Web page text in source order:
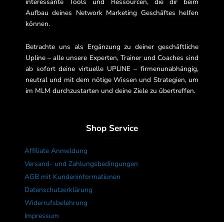
Aufbau deines Network Marketing Geschäftes helfen
können.
Betrachte uns als Ergänzung zu deiner geschäftliche
Upline – alle unsere Experten, Trainer und Coaches sind
ab sofort deine virtuelle UPLINE – firmenunabhängig,
neutral und mit dem nötige Wissen und Strategien, um
im MLM durchzustarten und deine Ziele zu übertreffen.
Shop Service
Affiliate Anmeldung
Versand- und Zahlungsbedingungen
AGB mit Kundeninformationen
Datenschutzerklärung
Widerrufsbelehrung
Impressum